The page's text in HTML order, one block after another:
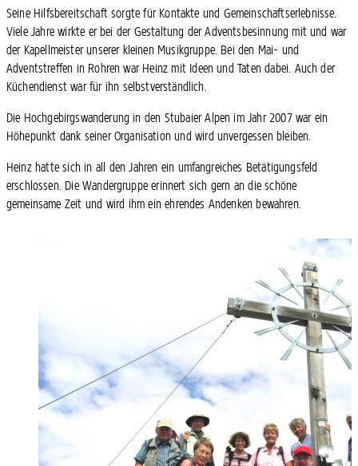
Seine Hilfsbereitschaft sorgte für Kontakte und Gemeinschaftserlebnisse.
Viele Jahre wirkte er bei der Gestaltung der Adventsbesinnung mit und war
der Kapellmeister unserer kleinen Musikgruppe. Bei den Mai- und
Adventstreffen in Rohren war Heinz mit Ideen und Taten dabei. Auch der
Küchendienst war für ihn selbstverständlich.
Die Hochgebirgswanderung in den Stubaier Alpen im Jahr 2007 war ein
Höhepunkt dank seiner Organisation und wird unvergessen bleiben.
Heinz hatte sich in all den Jahren ein umfangreiches Betätigungsfeld
erschlossen. Die Wandergruppe erinnert sich gern an die schöne
gemeinsame Zeit und wird ihm ein ehrendes Andenken bewahren.